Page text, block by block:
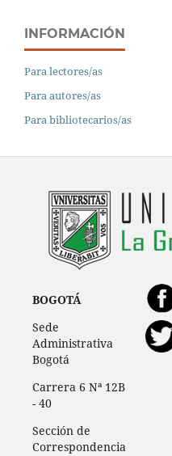
INFORMACIÓN
Para lectores/as
Para autores/as
Para bibliotecarios/as
BOGOTÁ
Sede
Administrativa
Bogotá
Carrera 6 Nª 12B
- 40
Sección de
Correspondencia